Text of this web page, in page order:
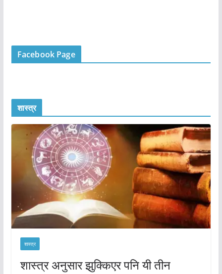
Facebook Page
शास्त्र
शास्त्र
शास्त्र अनुसार झुक्किएर पनि यी तीन